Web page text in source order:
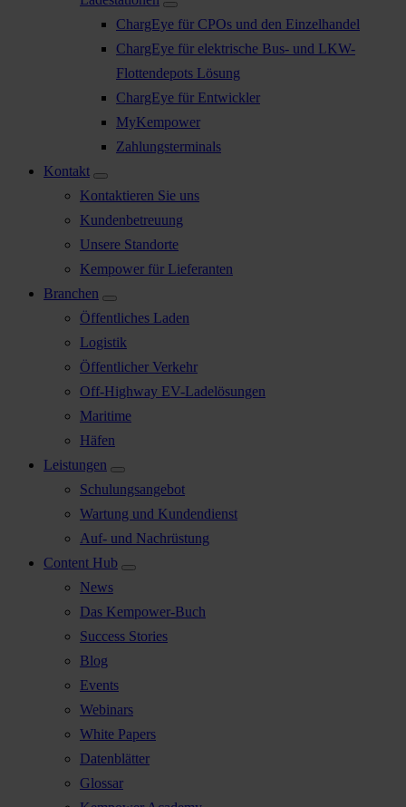
ChargEye für CPOs und den Einzelhandel
ChargEye für elektrische Bus- und LKW-
Flottendepots Lösung
ChargEye für Entwickler
MyKempower
Zahlungsterminals
Kontakt
Kontaktieren Sie uns
Kundenbetreuung
Unsere Standorte
Kempower für Lieferanten
Branchen
Öffentliches Laden
Logistik
Öffentlicher Verkehr
Off-Highway EV-Ladelösungen
Maritime
Häfen
Leistungen
Schulungsangebot
Wartung und Kundendienst
Auf- und Nachrüstung
Content Hub
News
Das Kempower-Buch
Success Stories
Blog
Events
Webinars
White Papers
Datenblätter
Glossar